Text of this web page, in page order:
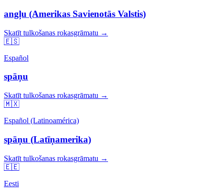
angļu (Amerikas Savienotās Valstis)
Skatīt tulkošanas rokasgrāmatu →
🇪🇸
Español
spāņu
Skatīt tulkošanas rokasgrāmatu →
🇲🇽
Español (Latinoamérica)
spāņu (Latīņamerika)
Skatīt tulkošanas rokasgrāmatu →
🇪🇪
Eesti